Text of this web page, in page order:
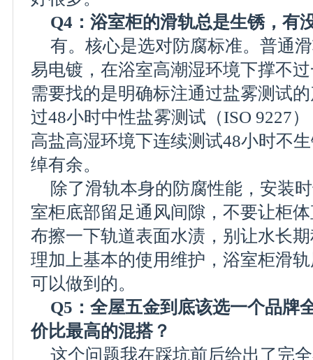
Q4：浴室柜的滑轨总是生锈，有
有。核心是选对防腐标准。普通
易电镀，在浴室高潮湿环境下撑不
需要找的是明确标注通过盐雾测试
过48小时中性盐雾测试（ISO 9227
高盐高湿环境下连续测试48小时不
绰有余。
除了滑轨本身的防腐性能，安装
室柜底部留足通风间隙，不要让柜
布擦一下轨道表面水渍，别让水长
理加上基本的使用维护，浴室柜滑
可以做到的。
Q5：全屋五金到底该选一个品牌
价比最高的混搭？
这个问题我在踩坑前后给出了完